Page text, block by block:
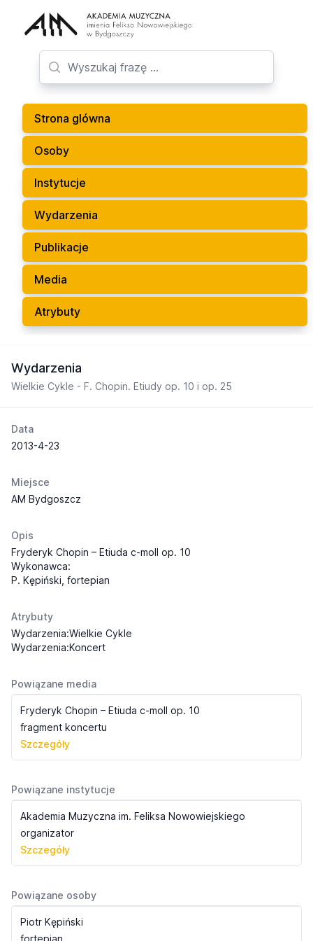
Strona glówna
Osoby
Instytucje
Wydarzenia
Publikacje
Media
Atrybuty
Wydarzenia
Wielkie Cykle - F. Chopin. Etiudy op. 10 i op. 25
Data
2013-4-23
Miejsce
AM Bydgoszcz
Opis
Fryderyk Chopin – Etiuda c-moll op. 10
Wykonawca:
P. Kępiński, fortepian
Atrybuty
Wydarzenia:Wielkie Cykle
Wydarzenia:Koncert
Powiązane media
Fryderyk Chopin – Etiuda c-moll op. 10
fragment koncertu
Szczegóły
Powiązane instytucje
Akademia Muzyczna im. Feliksa Nowowiejskiego
organizator
Szczegóły
Powiązane osoby
Piotr Kępiński
fortepian